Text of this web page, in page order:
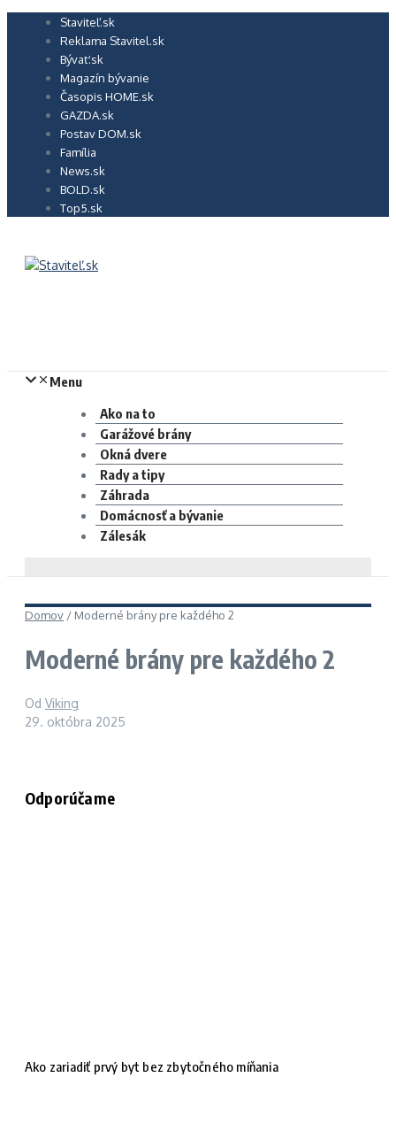
Preskočiť
Staviteľ.sk
Reklama Stavitel.sk
Bývať.sk
Magazín bývanie
Časopis HOME.sk
GAZDA.sk
Postav DOM.sk
Família
News.sk
BOLD.sk
Top5.sk
Menu
Ako na to
Garážové brány
Okná dvere
Rady a tipy
Záhrada
Domácnosť a bývanie
Zálesák
Domov / Moderné brány pre každého 2
Moderné brány pre každého 2
Od Viking
29. októbra 2025
Odporúčame
Ako zariadiť prvý byt bez zbytočného míňania